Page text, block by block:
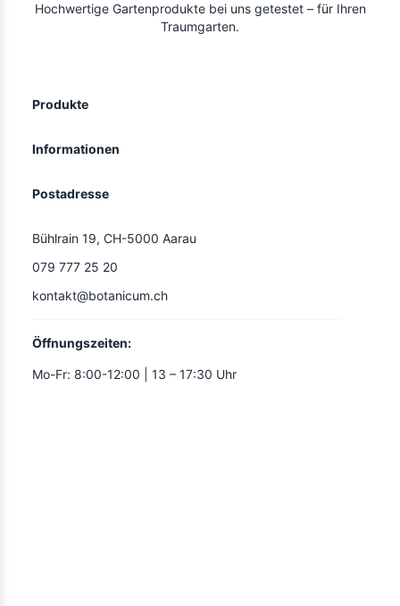
Hochwertige Gartenprodukte bei uns getestet – für Ihren
Traumgarten.
Produkte
Informationen
Postadresse
Bühlrain 19, CH-5000 Aarau
079 777 25 20
kontakt@botanicum.ch
Öffnungszeiten:
Mo-Fr: 8:00-12:00 | 13 – 17:30 Uhr